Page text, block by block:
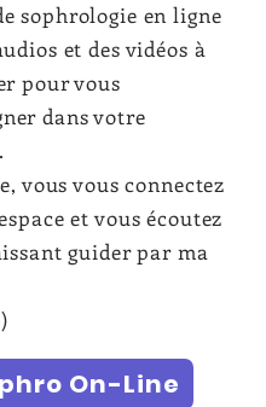
sophrologie en ligne
et des vidéos à
pour vous
dans votre
vous vous connectez
et vous écoutez
guider par ma
On-Line